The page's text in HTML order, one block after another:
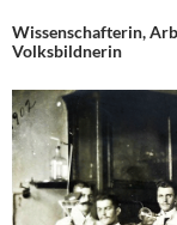
Wissenschafterin,
Volksbildnerin